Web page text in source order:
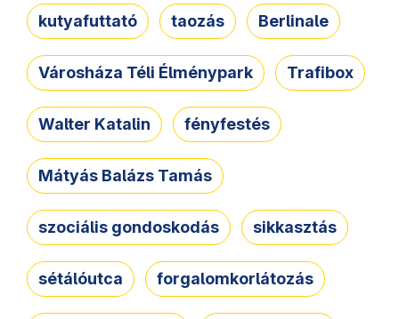
kutyafuttató taozás Berlinale
Városháza Téli Élménypark Trafibox
Walter Katalin fényfestés
Mátyás Balázs Tamás
szociális gondoskodás sikkasztás
sétálóutca forgalomkorlátozás